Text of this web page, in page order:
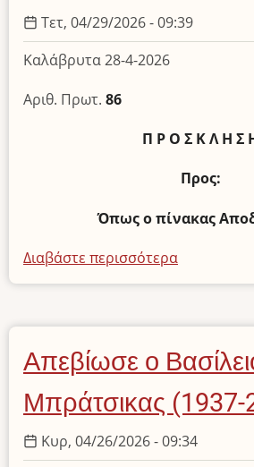
Τετ, 04/29/2026 - 09:39
Καλάβρυτα 28-4-2026
Αριθ. Πρωτ. 86
Π Ρ Ο Σ Κ Λ Η Σ
Προς:
Όπως ο πίνακας
Διαβάστε περισσότερα
το
Τακτικής
του
Δ.Σ.
Απεβίωσε ο
Μπράτσικας (1937-
Κυρ, 04/26/2026 - 09:34